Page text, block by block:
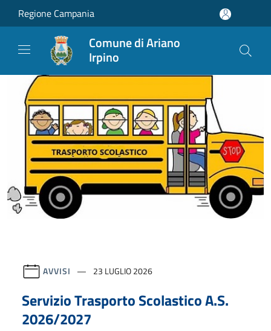
Salta al contenuto principale
Regione Campania
Comune di Ariano
Irpino
AVVISI 23 LUGLIO 2026
Servizio Trasporto Scolastico A.S.
2026/2027